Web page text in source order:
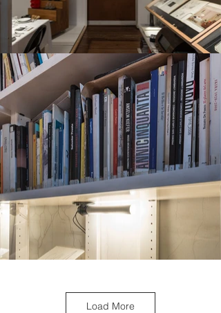
Load More